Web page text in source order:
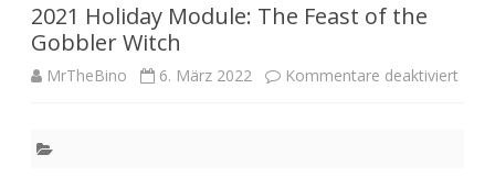
2021 Holiday Module: The Feast of the
Gobbler Witch
MrTheBino 6. März 2022 Kommentare deaktiviert